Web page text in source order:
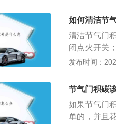
门的开度，
前的开度，
气进入发动
气，从而燃
车发动机的
如何清洁节
清洁节气门
闭点火开关
纶抹布或者
门的开度，
以前的开度
发布时间：
节气门积碳
如果节气门
单的，并且